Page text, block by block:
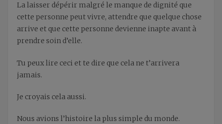
La laisser dépérir malgré le manque de dignité que
cette personne peut vivre, attendre que quelque chose
arrive et que cette personne devienne inapte avant à
prendre soin d’elle.
Tu peux lire ceci et te dire que cela ne t’arrivera
jamais.
Je croyais cela aussi.
Nous avions l’histoire la plus simple du monde.